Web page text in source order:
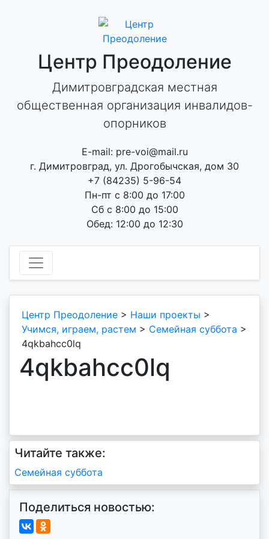
Центр Преодоление
Димитровградская местная
общественная организация инвалидов-
опорников
E-mail: pre-voi@mail.ru
г. Димитровград, ул. Дрогобычская, дом 30
+7 (84235) 5-96-54
Пн-пт с 8:00 до 17:00
Сб с 8:00 до 15:00
Обед: 12:00 до 12:30
Центр Преодоление > Наши проекты >
Учимся, играем, растем > Семейная суббота >
4qkbahcc0lq
4qkbahcc0lq
Читайте также:
Навигация
по
записям
Семейная суббота
Поделиться новостью: